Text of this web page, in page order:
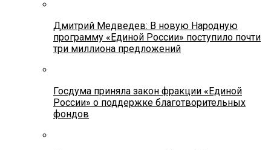
Дмитрий Медведев: В новую Народную
программу «Единой России» поступило почти
три миллиона предложений
Госдума приняла закон фракции «Единой
России» о поддержке благотворительных
фондов